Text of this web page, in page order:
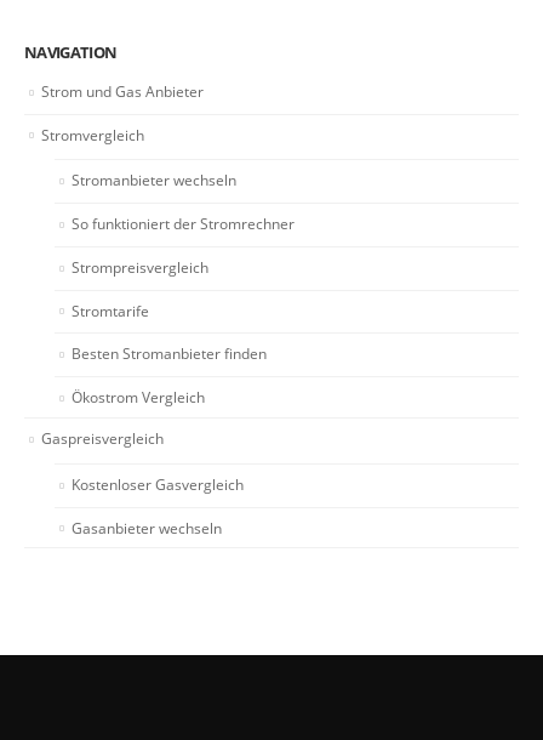
NAVIGATION
Strom und Gas Anbieter
Stromvergleich
Stromanbieter wechseln
So funktioniert der Stromrechner
Strompreisvergleich
Stromtarife
Besten Stromanbieter finden
Ökostrom Vergleich
Gaspreisvergleich
Kostenloser Gasvergleich
Gasanbieter wechseln